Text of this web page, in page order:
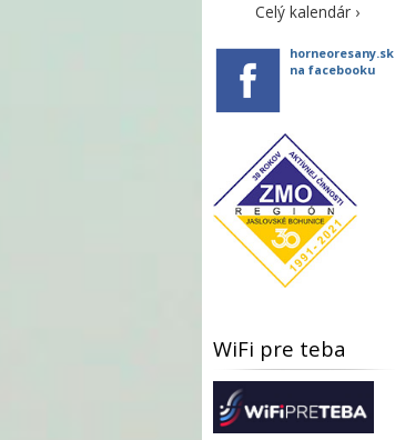
Celý kalendár ›
horneoresany.sk
na facebooku
WiFi pre teba